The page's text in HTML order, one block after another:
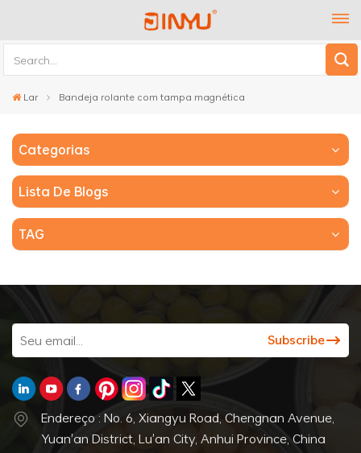
Lar Bandeja rolante com tampa magnética
Categorias
Lista De Blogs
TAG
Endereço : No. 6, Xiangyu Road, Chengnan Avenue,
Yuan'an District, Lu'an City, Anhui Province, China